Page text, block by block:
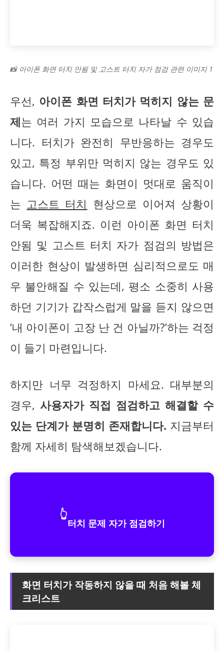
📸 아이폰 화면 터치 안됨 및 고스트 터치 자가 점검 관련 이미지 1
우선, 아이폰 화면 터치가 먹히지 않는 문
제는 여러 가지 모습으로 나타날 수 있습
니다. 터치가 완전히 무반응하는 경우도
있고, 특정 부위만 먹히지 않는 경우도 있
습니다. 어떤 때는 화면이 멋대로 움직이
는 고스트 터치 현상으로 이어져 상황이
더욱 복잡해지죠. 이런 아이폰 화면 터치
안됨 및 고스트 터치 자가 점검의 방법은
이러한 현상이 발생하면 심리적으로도 매
우 불안해질 수 있는데, 평소 소중히 사용
하던 기기가 갑작스럽게 말을 듣지 않으면
‘내 아이폰이 고장 난 건 아닐까?’하는 걱정
이 들기 마련입니다.
하지만 너무 걱정하지 마세요. 대부분의
경우, 사용자가 직접 점검하고 해결할 수
있는 단계가 분명히 존재합니다. 지금부터
함께 자세히 탐색해보겠습니다.
👆
터치 문제 자가 점검하기
화면 터치가 작동하지 않을 때 처음 해볼 체
크리스트